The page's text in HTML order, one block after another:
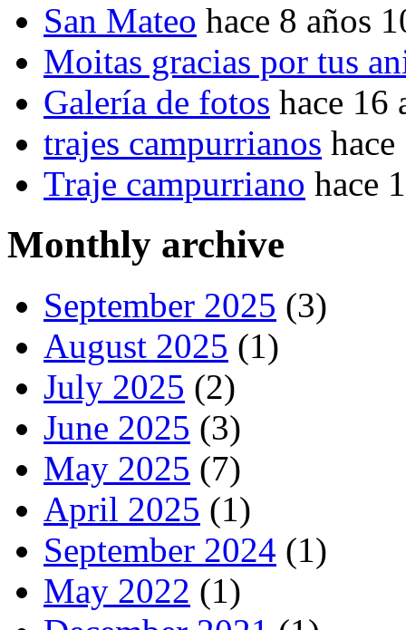
San Mateo hace 8 años
Moitas gracias por tus
Galería de fotos hace 16
trajes campurrianos
Traje campurriano hace
Monthly archive
September 2025 (3)
August 2025 (1)
July 2025 (2)
June 2025 (3)
May 2025 (7)
April 2025 (1)
September 2024 (1)
May 2022 (1)